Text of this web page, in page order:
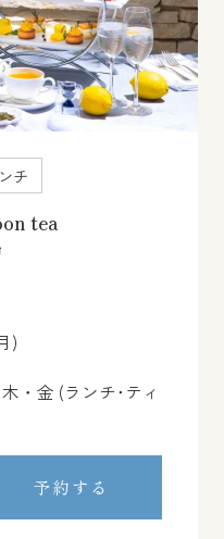
チ
tea
)
・金 (ランチ･ティ
予約する